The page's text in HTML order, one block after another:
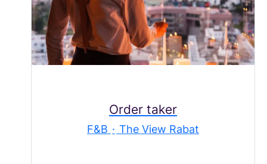
Order taker
F&B · The View Rabat